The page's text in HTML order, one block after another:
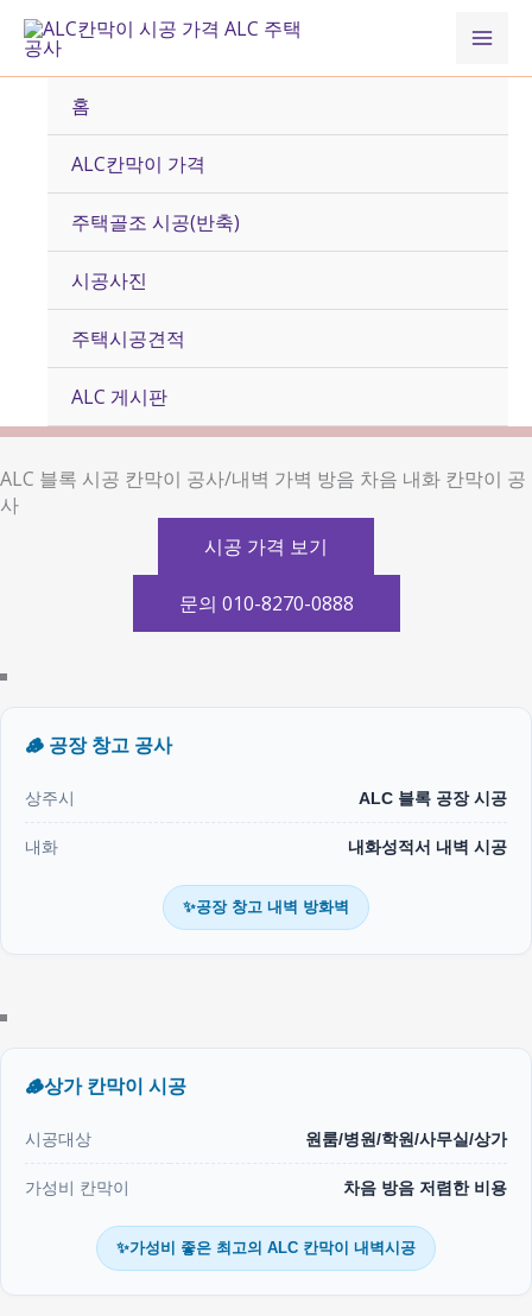
츠
홈
ALC칸막이 가격
주택골조 시공(반축)
시공사진
주택시공견적
ALC 게시판
ALC 블록 시공 칸막이 공사/내벽 가벽 방음 차음 내화 칸막이 공
사
시공 가격 보기
문의 010-8270-0888
🪵 공장 창고 공사
상주시 ALC 블록 공장 시공
내화 내화성적서 내벽 시공
✨공장 창고 내벽 방화벽
🪵상가 칸막이 시공
시공대상 원룸/병원/학원/사무실/상가
가성비 칸막이 차음 방음 저렴한 비용
✨가성비 좋은 최고의 ALC 칸막이 내벽시공